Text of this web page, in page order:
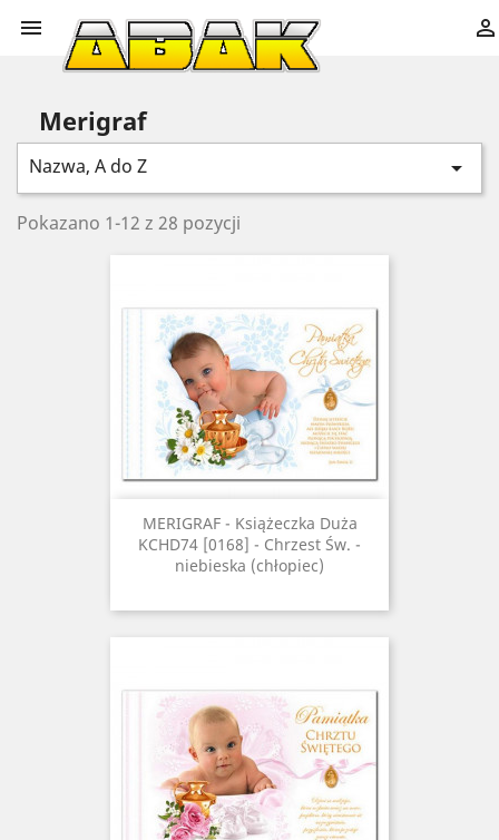
 
Merigraf
Nazwa, A do Z 
Pokazano 1-12 z 28 pozycji
MERIGRAF - Książeczka Duża
KCHD74 [0168] - Chrzest Św. -
niebieska (chłopiec)